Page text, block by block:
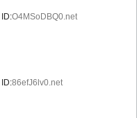
ID:O4MSoDBQ0.net
ID:86efJ6lv0.net